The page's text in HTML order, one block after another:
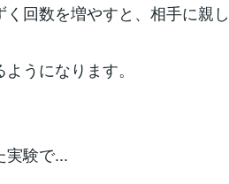
回数を増やすと、相手に親
うになります。
実験で...